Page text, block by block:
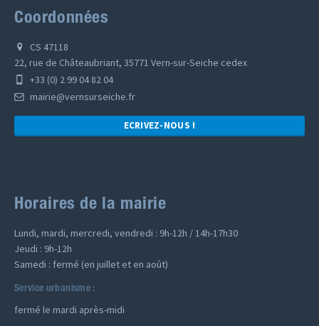
Coordonnées
CS 47118
22, rue de Châteaubriant, 35771 Vern-sur-Seiche cedex
+33 (0) 2 99 04 82 04
mairie@vernsurseiche.fr
ECRIVEZ-NOUS !
Horaires de la mairie
Lundi, mardi, mercredi, vendredi : 9h-12h / 14h-17h30
Jeudi : 9h-12h
Samedi : fermé (en juillet et en août)
Service urbanisme :
fermé le mardi après-midi